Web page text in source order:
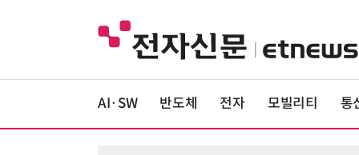
AI·SW 반도체 전자 모빌리티 통